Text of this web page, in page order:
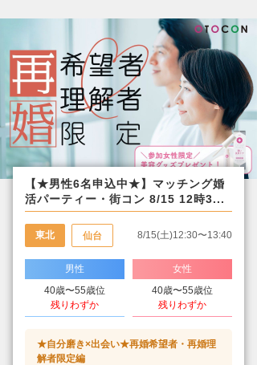
【★男性6名申込中★】マッチング婚
活パーティー・街コン 8/15 12時3...
東北 仙台 8/15(土)12:30〜13:40
男性
40歳〜55歳位
残りわずか
女性
40歳〜55歳位
残りわずか
★自分磨き×出会い★再婚希望者・再婚理
解者限定編